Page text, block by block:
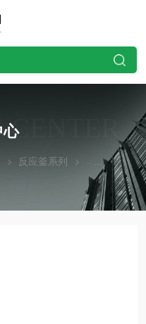
CENTER
心
反应釜系列 外盘管不锈